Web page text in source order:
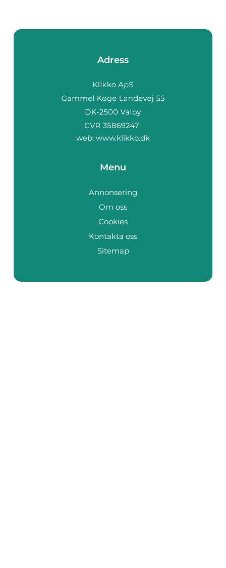
Adress
web: www.klikko.dk
Menu
Annonsering
Om oss
Cookies
Kontakta oss
Sitemap